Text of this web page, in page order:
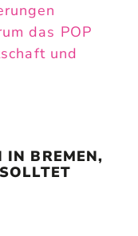
das POP
und
IN BREMEN,